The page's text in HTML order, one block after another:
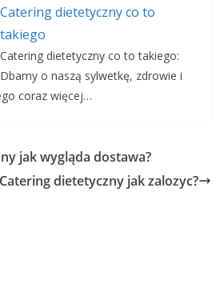
Catering dietetyczny co to
takiego
Catering dietetyczny co to takiego:
Dbamy o naszą sylwetkę, zdrowie i
coraz więcej…
jak wygląda dostawa?
Catering dietetyczny jak zalozyc?